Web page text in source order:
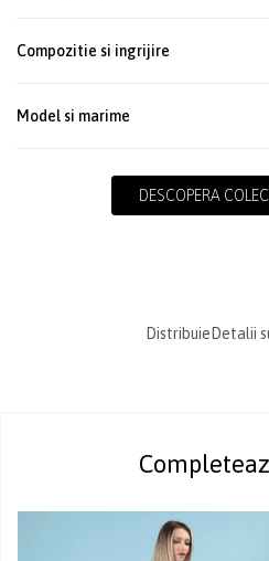
Compozitie si ingrijire
Model si marime
DESCOPERA
Distribuie Detalii